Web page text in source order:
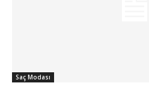
Saç Modası